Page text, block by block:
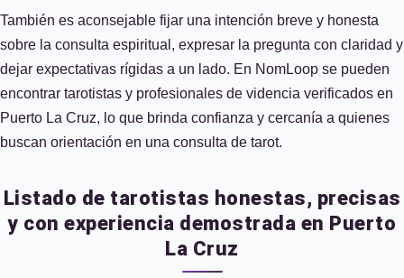
También es aconsejable fijar una intención breve y honesta
sobre la consulta espiritual, expresar la pregunta con claridad y
dejar expectativas rígidas a un lado. En NomLoop se pueden
encontrar tarotistas y profesionales de videncia verificados en
Puerto La Cruz, lo que brinda confianza y cercanía a quienes
buscan orientación en una consulta de tarot.
Listado de tarotistas honestas, precisas
y con experiencia demostrada en Puerto
La Cruz